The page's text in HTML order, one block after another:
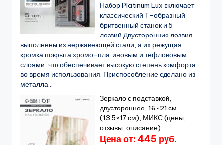
Набор Platinum Lux включает
классический Т-образный
бритвенный станок и 5
лезвий.Двусторонние лезвия
выполнены из нержавеющей стали, а их режущая
кромка покрыта хромо-платиновым и тефлоновым
слоями, что обеспечивает высокую степень комфорта
во время использования. Приспособление сделано из
металла...
Зеркало с подставкой,
двустороннее, 16×21 см,
(13.5×17 см), МИКС (цены,
отзывы, описание)
Цена от: 445 руб.